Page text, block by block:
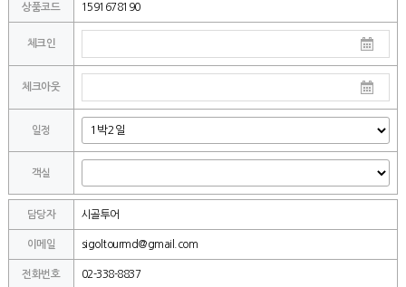
상품코드 1591678190
체크인
체크아웃
일정
객실
담당자 시골투어
이메일 sigoltourmd@gmail.com
전화번호 02-338-8837